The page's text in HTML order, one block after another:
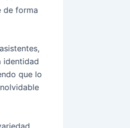
de forma
identidad
que lo